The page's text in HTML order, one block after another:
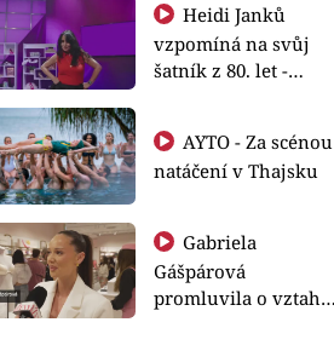
Heidi Janků
vzpomíná na svůj
šatník z 80. let -
natáčení v Thajsku
Gabriela
Gášpárová
promluvila o vztahu